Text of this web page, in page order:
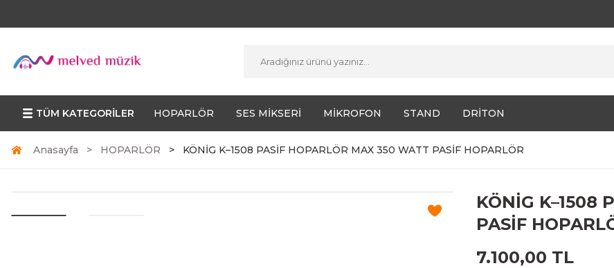
TÜM KATEGORİLER HOPARLÖR SES MİKSERİ MİKROFON STAND DRİTON
Anasayfa HOPARLÖR KÖNİG K–1508 PASİF HOPARLÖR MAX 350 WATT PASİF HOPARLÖR
KÖNİG K–1508
PASİF
7.100,00 TL